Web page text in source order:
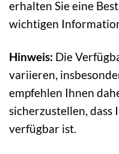
erhalten Sie eine
wichtigen
Hinweis: Die
variieren,
empfehlen Ihnen
sicherzustellen,
verfügbar ist.